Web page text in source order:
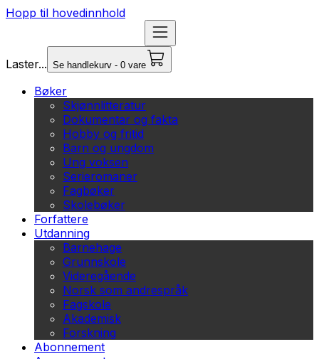
Hopp til hovedinnhold
Laster... Se handlekurv - 0 vare
Bøker
Skjønnlitteratur
Dokumentar og fakta
Hobby og fritid
Barn og ungdom
Ung voksen
Serieromaner
Fagbøker
Skolebøker
Forfattere
Utdanning
Barnehage
Grunnskole
Videregående
Norsk som andrespråk
Fagskole
Akademisk
Forskning
Abonnement